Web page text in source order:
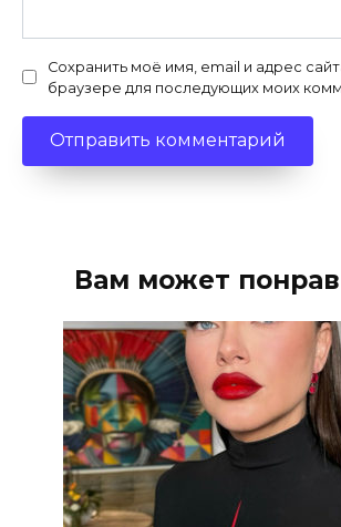
Сохранить моё имя, email и адрес
браузере для последующих моих
Вам может